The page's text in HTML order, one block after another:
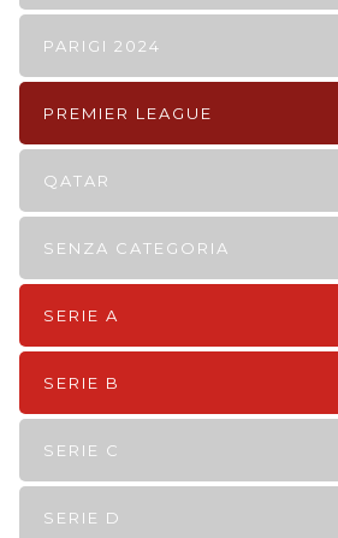
PARIGI 2024
PREMIER LEAGUE
QATAR
SENZA CATEGORIA
SERIE A
SERIE B
SERIE C
SERIE D